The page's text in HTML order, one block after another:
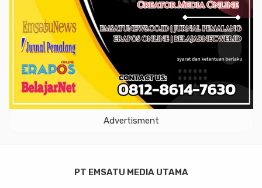
Advertisment
PT EMSATU MEDIA UTAMA